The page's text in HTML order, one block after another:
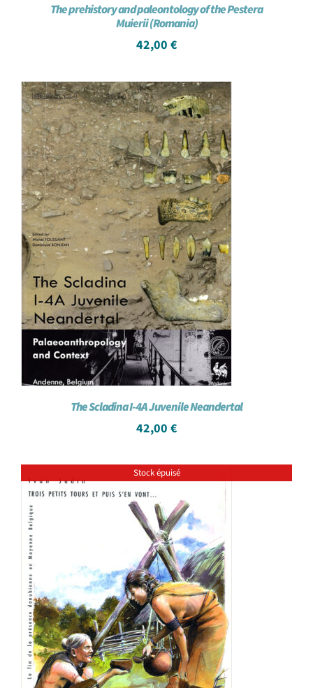
The prehistory and paleontology of the Pestera
Muierii (Romania)
42,00 €
The Scladina I-4A Juvenile Neandertal
42,00 €
Stock épuisé